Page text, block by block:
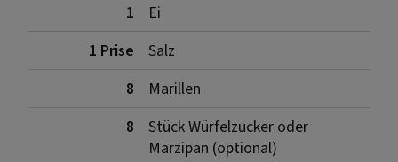
1
Ei
1 Prise
Salz
8
Marillen
8
Stück Würfelzucker oder
Marzipan (optional)